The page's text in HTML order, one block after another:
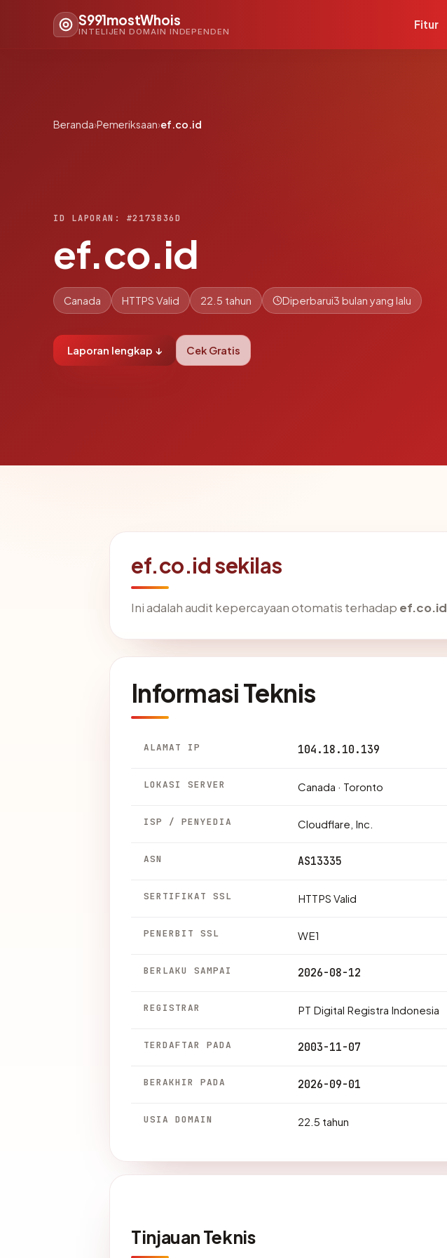
S991mostWhois
INTELIJEN DOMAIN INDEPENDEN
Fitur
Beranda›Pemeriksaan›ef.co.id
ID LAPORAN: #2173B36D
ef.co.id
Canada HTTPS Valid 22.5 tahun Diperbarui3 bulan yang lalu
Laporan lengkap ↓ Cek Gratis
ef.co.id sekilas
Ini adalah audit kepercayaan otomatis terhadap ef.co.id
Informasi Teknis
ALAMAT IP 104.18.10.139
LOKASI SERVER Canada · Toronto
ISP / PENYEDIA Cloudflare, Inc.
ASN AS13335
SERTIFIKAT SSL HTTPS Valid
PENERBIT SSL WE1
BERLAKU SAMPAI 2026-08-12
REGISTRAR PT Digital Registra Indonesia
TERDAFTAR PADA 2003-11-07
BERAKHIR PADA 2026-09-01
USIA DOMAIN 22.5 tahun
Tinjauan Teknis